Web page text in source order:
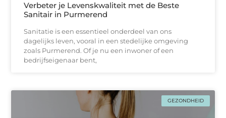
Verbeter je Levenskwaliteit met de Beste
Sanitair in Purmerend
Sanitatie is een essentieel onderdeel van ons
dagelijks leven, vooral in een stedelijke omgeving
zoals Purmerend. Of je nu een inwoner of een
bedrijfseigenaar bent,
GEZONDHEID